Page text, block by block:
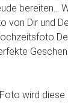
bereiten...
von Dir und
wird